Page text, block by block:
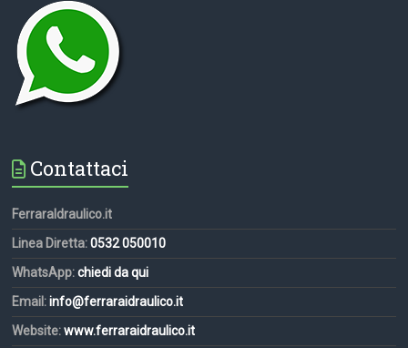
Contattaci
FerraraIdraulico.it
Linea Diretta:0532 050010
WhatsApp:chiedi da qui
Email:info@ferraraidraulico.it
Website:www.ferraraidraulico.it